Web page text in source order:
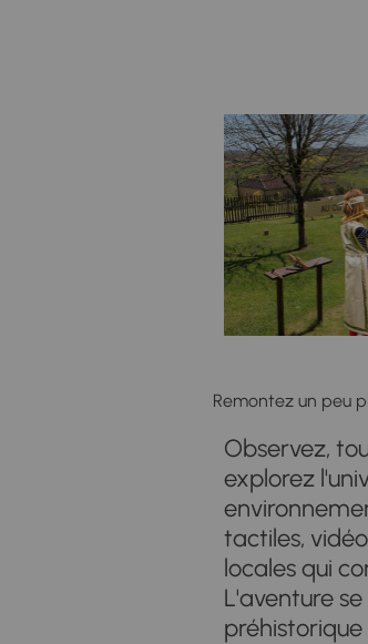
Remontez un peu
Observez,
explorez
tactiles,
locales qui
L'aventure